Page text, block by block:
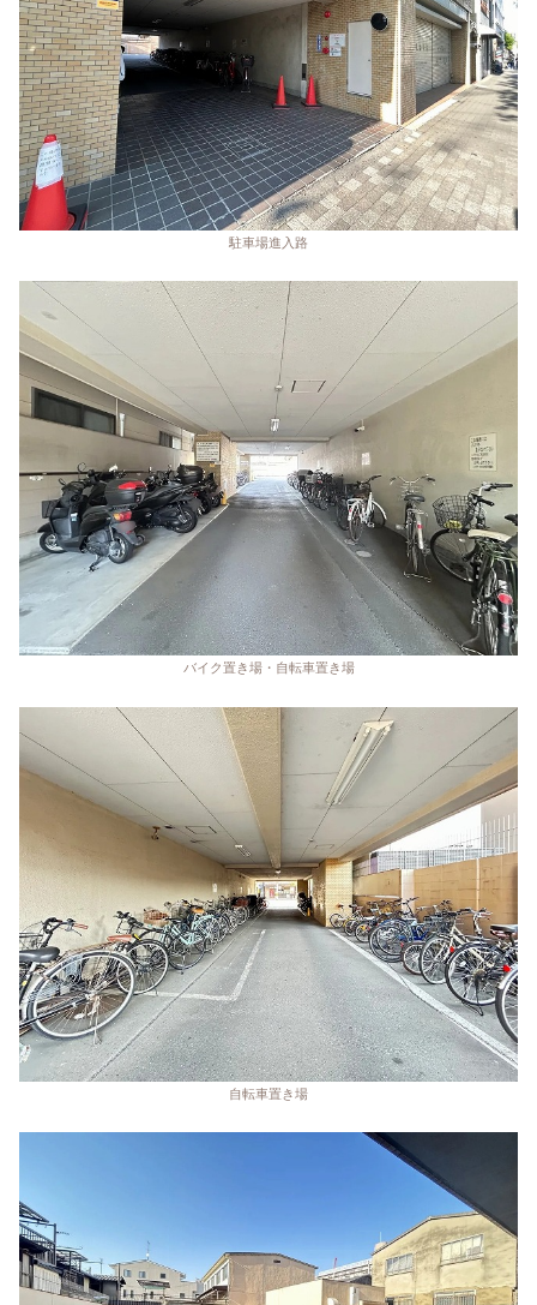
駐車場進入路
バイク置き場・自転車置き場
自転車置き場